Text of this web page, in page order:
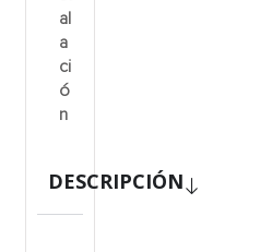
al
a
ci
ó
n
DESCRIPCIÓN